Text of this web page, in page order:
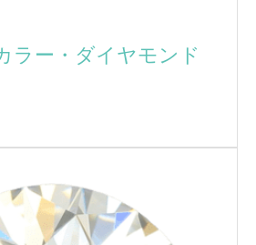
ラー・ダイヤモンド